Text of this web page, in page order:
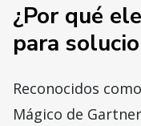
¿Por qué
para
Reconocidos
Mágico de Gartner